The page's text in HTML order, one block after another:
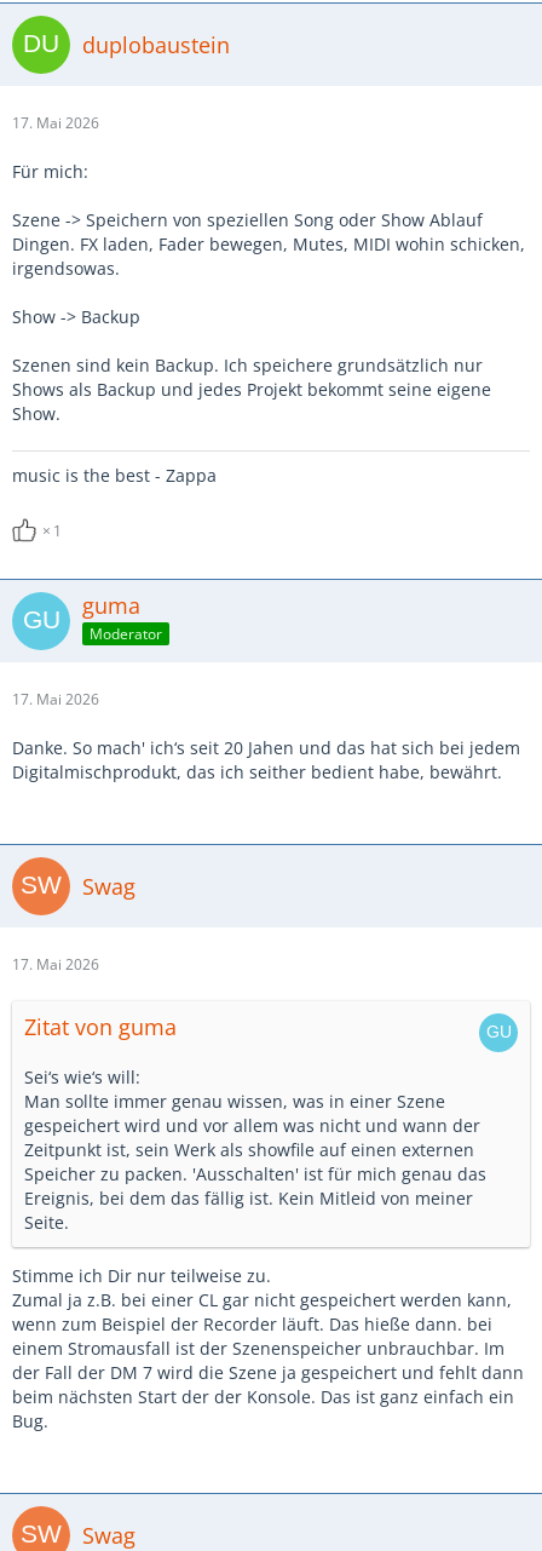
duplobaustein
17. Mai 2026
Für mich:
Szene -> Speichern von speziellen Song oder Show Ablauf
Dingen. FX laden, Fader bewegen, Mutes, MIDI wohin schicken,
irgendsowas.
Show -> Backup
Szenen sind kein Backup. Ich speichere grundsätzlich nur
Shows als Backup und jedes Projekt bekommt seine eigene
Show.
music is the best - Zappa
1
guma
Moderator
17. Mai 2026
Danke. So mach' ich‘s seit 20 Jahen und das hat sich bei jedem
Digitalmischprodukt, das ich seither bedient habe, bewährt.
Swag
17. Mai 2026
Zitat von guma
Sei‘s wie‘s will:
Man sollte immer genau wissen, was in einer Szene
gespeichert wird und vor allem was nicht und wann der
Zeitpunkt ist, sein Werk als showfile auf einen externen
Speicher zu packen. 'Ausschalten' ist für mich genau das
Ereignis, bei dem das fällig ist. Kein Mitleid von meiner
Seite.
Stimme ich Dir nur teilweise zu.
Zumal ja z.B. bei einer CL gar nicht gespeichert werden kann,
wenn zum Beispiel der Recorder läuft. Das hieße dann. bei
einem Stromausfall ist der Szenenspeicher unbrauchbar. Im
der Fall der DM 7 wird die Szene ja gespeichert und fehlt dann
beim nächsten Start der der Konsole. Das ist ganz einfach ein
Bug.
Swag